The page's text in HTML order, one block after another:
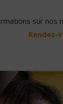
sur
Rendez-